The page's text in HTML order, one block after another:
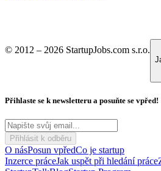
© 2012 – 2026 StartupJobs.com s.r.o.
Přihlaste se k newsletteru a posuňte se vpřed!
Přihlásit k odběru
O násPosun vpředCo je startup
Inzerce práceJak uspět při hledání práce